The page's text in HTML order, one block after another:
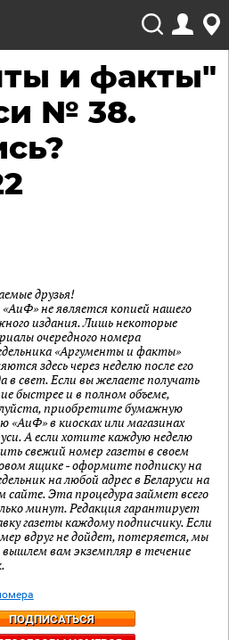
и факты"
№ 38.
друзья!
не является копией нашего
издания. Лишь некоторые
очередного номера
«Аргументы и факты»
здесь через неделю после его
в свет. Если вы желаете получать
быстрее и в полном объеме,
приобретите бумажную
«АиФ» в киосках или магазинах
А если хотите каждую неделю
свежий номер газеты в своем
ящике - оформите подписку на
на любой адрес в Беларуси на
сайте. Эта процедура займет всего
минут. Редакция гарантирует
газеты каждому подписчику. Если
вдруг не дойдет, потеряется, мы
вышлем вам экземпляр в течение
ПОДПИСАТЬСЯ